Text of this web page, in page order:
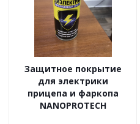
Защитное покрытие
для электрики
прицепа и фаркопа
NANOPROTECH